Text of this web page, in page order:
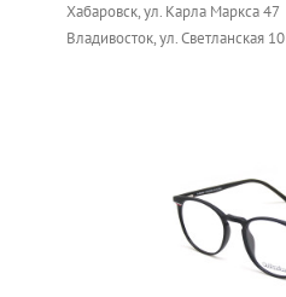
Хабаровск, ул. Карла Маркса 47
Владивосток, ул. Светланская 10